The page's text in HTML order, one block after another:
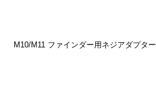
M10/M11 ファインダー用ネジアダプター